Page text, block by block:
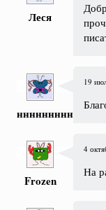
Леся
ннннннннннн
19
Frozen
4
На